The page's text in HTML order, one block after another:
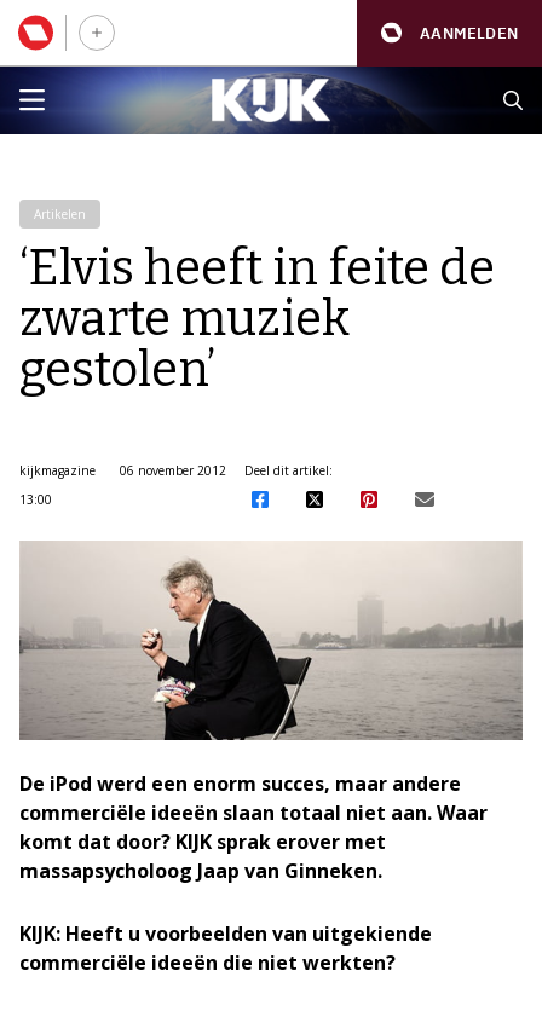
AANMELDEN
Artikelen
‘Elvis heeft in feite de
zwarte muziek
gestolen’
kijkmagazine
06 november 2012
13:00
Deel dit artikel:
De iPod werd een enorm succes, maar andere
commerciële ideeën slaan totaal niet aan. Waar
komt dat door? KIJK sprak erover met
massapsycholoog Jaap van Ginneken.
KIJK: Heeft u voorbeelden van uitgekiende
commerciële ideeën die niet werkten?